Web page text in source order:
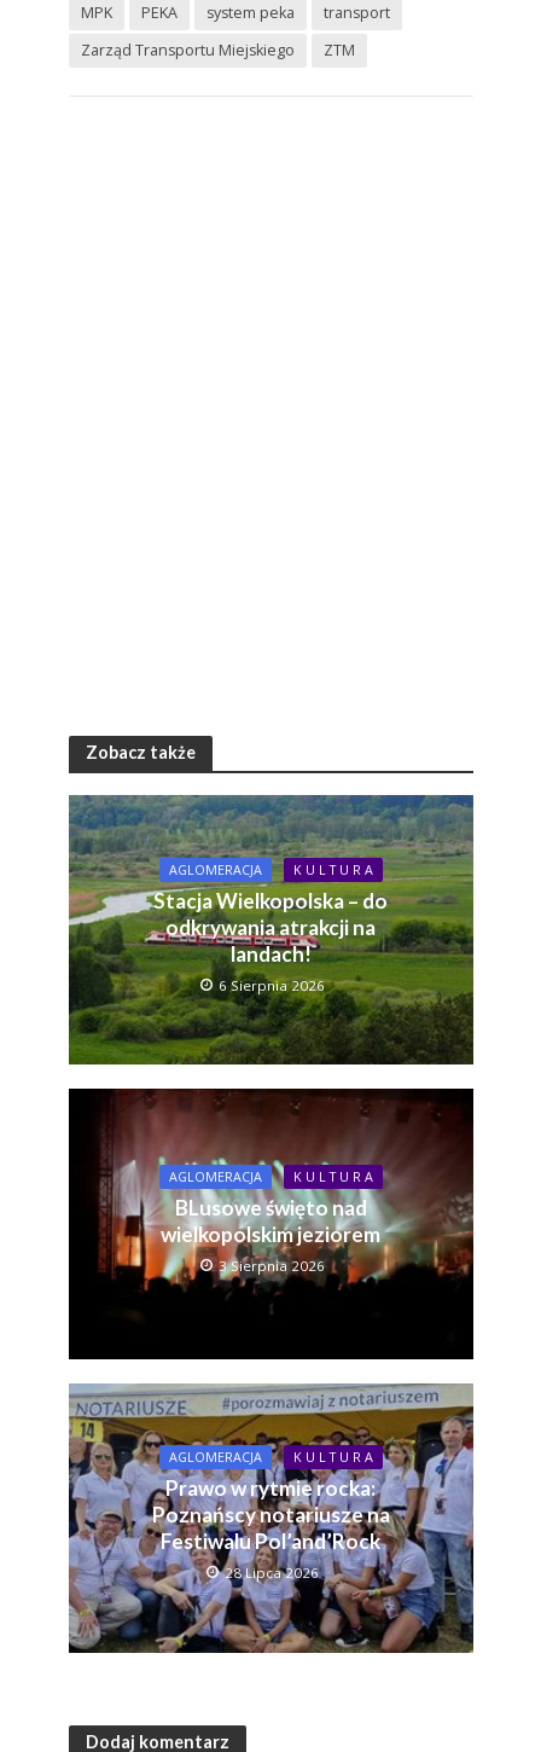
MPK
PEKA system peka
transport
Zarząd Transportu Miejskiego
ZTM
Zobacz także
AGLOMERACJA K U L T U R A
Stacja Wielkopolska – do
odkrywania atrakcji na
landach!
6 Sierpnia 2026
AGLOMERACJA K U L T U R A
BLusowe święto nad
wielkopolskim jeziorem
3 Sierpnia 2026
AGLOMERACJA K U L T U R A
Prawo w rytmie rocka:
Poznańscy notariusze na
Festiwalu Pol’and’Rock
28 Lipca 2026
Dodaj komentarz